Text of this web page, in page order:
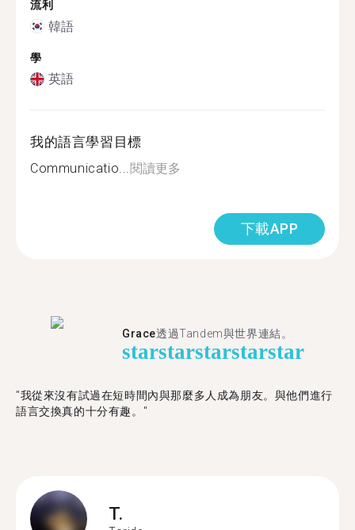
流利
韓語
學
英語
我的語言學習目標
Communicatio...閱讀更多
下載APP
Grace透過Tandem與世界連結。
starstarstarstarstar
"我從來沒有試過在短時間內與那麼多人成為朋友。與他們進行
語言交換真的十分有趣。"
T.